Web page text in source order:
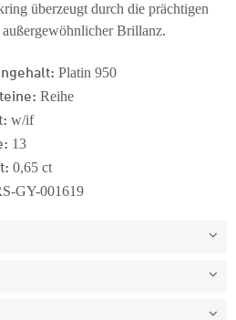
überzeugt durch die prächtigen
Brillanz.
Platin 950
Reihe
w/if
13
0,65 ct
GY-001619